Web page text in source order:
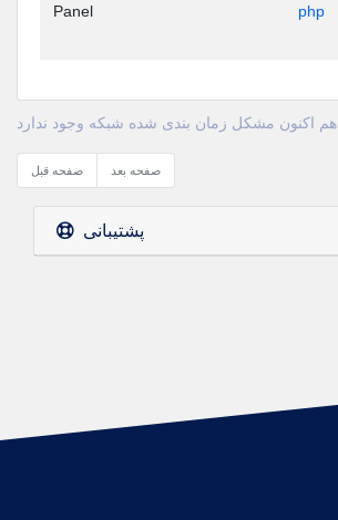
Panel
php
هم اکنون مشکل زمان بندی شده شبکه وجود ندارد
صفحه قبل صفحه بعد
پشتیبانی